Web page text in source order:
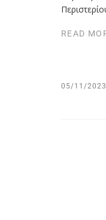
READ
05/11/2023